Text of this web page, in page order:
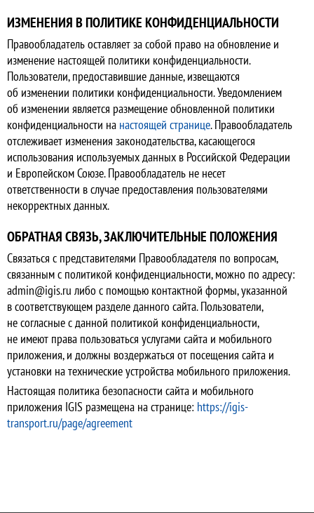
ИЗМЕНЕНИЯ В ПОЛИТИКЕ КОНФИДЕНЦИАЛЬНОСТИ
Правообладатель оставляет за собой право на обновление и
изменение настоящей политики конфиденциальности.
Пользователи, предоставившие данные, извещаются
об изменении политики конфиденциальности. Уведомлением
об изменении является размещение обновленной политики
конфиденциальности на настоящей странице. Правообладатель
отслеживает изменения законодательства, касающегося
использования используемых данных в Российской Федерации
и Европейском Союзе. Правообладатель не несет
ответственности в случае предоставления пользователями
некорректных данных.
ОБРАТНАЯ СВЯЗЬ, ЗАКЛЮЧИТЕЛЬНЫЕ ПОЛОЖЕНИЯ
Связаться с представителями Правообладателя по вопросам,
связанным с политикой конфиденциальности, можно по адресу:
admin@igis.ru либо с помощью контактной формы, указанной
в соответствующем разделе данного сайта. Пользователи,
не согласные с данной политикой конфиденциальности,
не имеют права пользоваться услугами сайта и мобильного
приложения, и должны воздержаться от посещения сайта и
установки на технические устройства мобильного приложения.
Настоящая политика безопасности сайта и мобильного
приложения IGIS размещена на странице: https://igis-
transport.ru/page/agreement